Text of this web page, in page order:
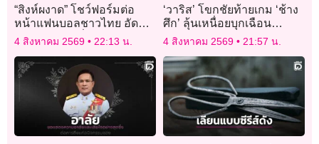
“สิงห์ผงาด” โชว์ฟอร์มต่อ
หน้าแฟนบอลชาวไทย อัด
“บีจี ปทุม” คาถิ่น
4 สิงหาคม 2569 22:13 น.
‘วาริส’ โขกชัยท้ายเกม ‘ช้าง
ศึก’ ลุ้นเหนื่อยบุกเฉือน
‘ฟิลิปปินส์’ คว้าชัย 3 เกมรวด
4 สิงหาคม 2569 21:57 น.